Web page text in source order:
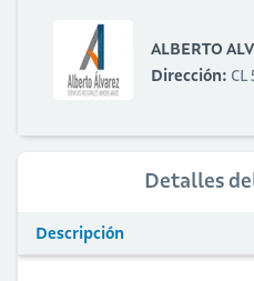
ALBERTO
Dirección: CL
Detalles
Descripción